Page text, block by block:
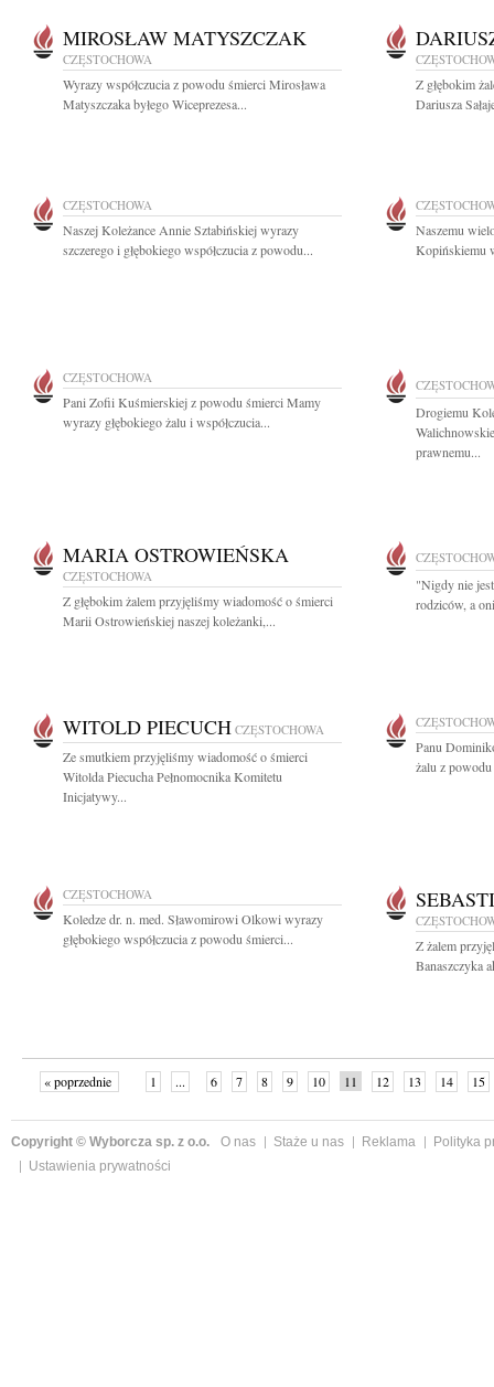
MIROSŁAW MATYSZCZAK
CZĘSTOCHOWA
Wyrazy współczucia z powodu śmierci Mirosława
Matyszczaka byłego Wiceprezesa...
Z głębokim
Dariusza
CZĘSTOCHOWA
Naszej Koleżance Annie Sztabińskiej wyrazy
szczerego i głębokiego współczucia z powodu...
Naszemu
Kopińskiemu
CZĘSTOCHOWA
Pani Zofii Kuśmierskiej z powodu śmierci Mamy
wyrazy głębokiego żalu i współczucia...
Drogiemu
prawnemu...
MARIA OSTROWIEŃSKA
CZĘSTOCHOWA
Z głębokim żalem przyjęliśmy wiadomość o śmierci
Marii Ostrowieńskiej naszej koleżanki,...
"Nigdy nie
rodziców, a
WITOLD PIECUCH CZĘSTOCHOWA
Ze smutkiem przyjęliśmy wiadomość o śmierci
Witolda Piecucha Pełnomocnika Komitetu
Inicjatywy...
Panu
żalu z powodu
CZĘSTOCHOWA
Koledze dr. n. med. Sławomirowi Olkowi wyrazy
głębokiego współczucia z powodu śmierci...
Z żalem
Banaszczyka
« poprzednie 1 ... 6 7 8 9 10 11 12 13 14 15
Copyright © Wyborcza sp. z o.o. O nas Staże u nas Reklama
Polityka
Ustawienia prywatności